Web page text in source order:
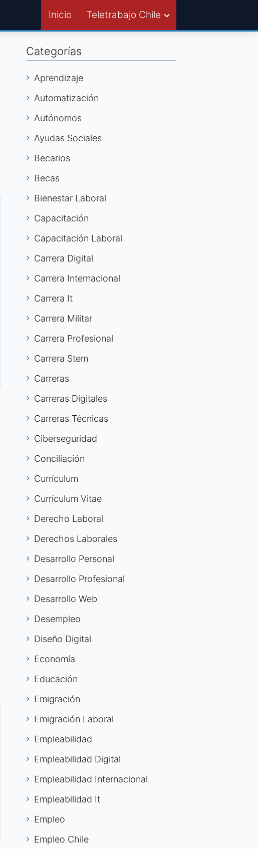
Inicio Teletrabajo Chile
Categorías
Aprendizaje
Automatización
Autónomos
Ayudas Sociales
Becarios
Becas
Bienestar Laboral
Capacitación
Capacitación Laboral
Carrera Digital
Carrera Internacional
Carrera It
Carrera Militar
Carrera Profesional
Carrera Stem
Carreras
Carreras Digitales
Carreras Técnicas
Ciberseguridad
Conciliación
Currículum
Currículum Vitae
Derecho Laboral
Derechos Laborales
Desarrollo Personal
Desarrollo Profesional
Desarrollo Web
Desempleo
Diseño Digital
Economía
Educación
Emigración
Emigración Laboral
Empleabilidad
Empleabilidad Digital
Empleabilidad Internacional
Empleabilidad It
Empleo
Empleo Chile